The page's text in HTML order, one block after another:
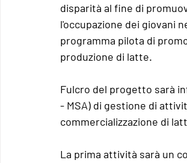
disparità al fine di
l'occupazione dei giovani
programma pilota di
produzione di latte.
Fulcro del progetto sarà
- MSA) di gestione di
commercializzazione di
La prima attività sarà un